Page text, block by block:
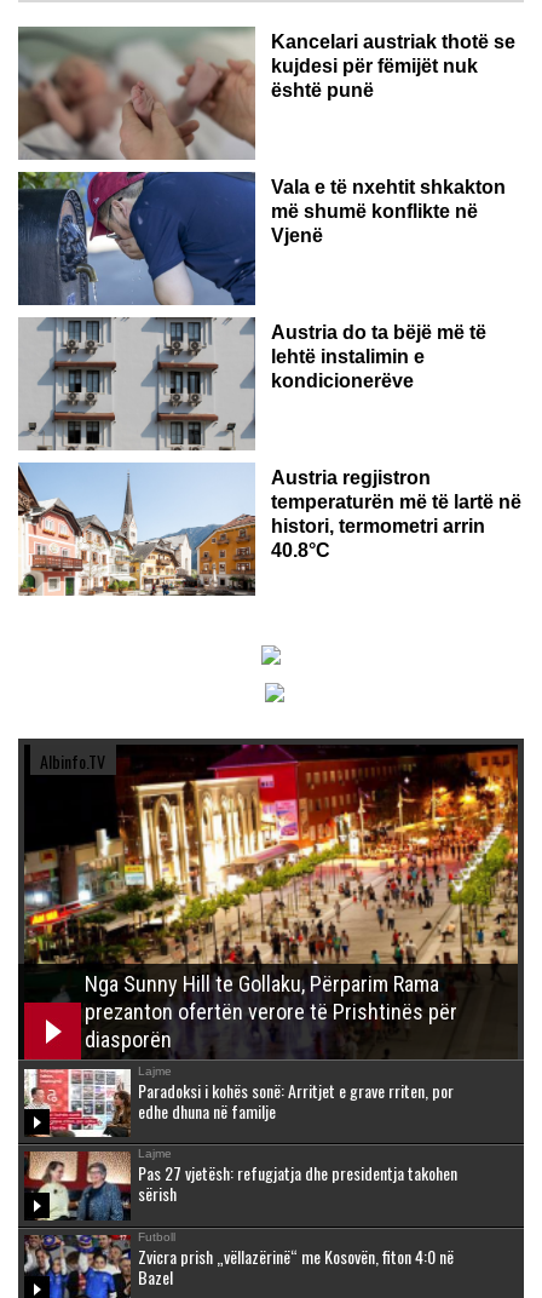
Kancelari austriak thotë se
kujdesi për fëmijët nuk
është punë
Vala e të nxehtit shkakton
më shumë konflikte në
Vjenë
Austria do ta bëjë më të
lehtë instalimin e
kondicionerëve
Austria regjistron
temperaturën më të lartë në
histori, termometri arrin
40.8°C
Albinfo.TV
Nga Sunny Hill te Gollaku, Përparim Rama
prezanton ofertën verore të Prishtinës për
diasporën
Lajme
Paradoksi i kohës sonë: Arritjet e grave rriten, por
edhe dhuna në familje
Lajme
Pas 27 vjetësh: refugjatja dhe presidentja takohen
sërish
Futboll
Zvicra prish „vëllazërinë“ me Kosovën, fiton 4:0 në
Bazel